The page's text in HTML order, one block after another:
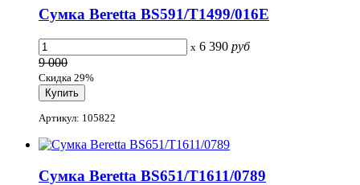
Сумка Beretta BS591/T1499/016E
x 6 390 руб
9 000
Скидка 29%
Артикул: 105822
Сумка Beretta BS651/T1611/0789